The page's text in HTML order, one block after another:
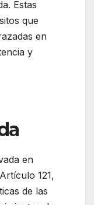
Estas
que
en
y
en
121,
de las